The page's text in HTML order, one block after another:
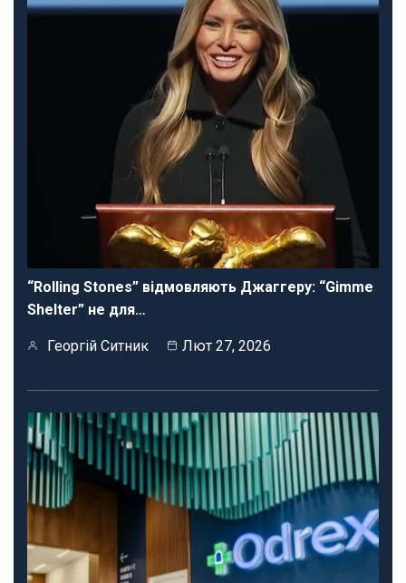
“Rolling Stones” відмовляють Джаггеру: “Gimme
Shelter” не для…
Георгій Ситник Лют 27, 2026